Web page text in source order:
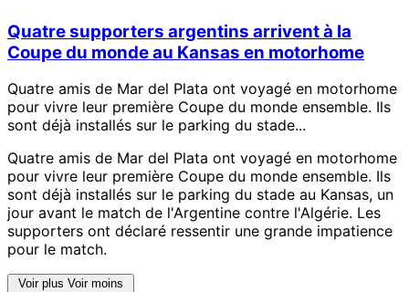
Quatre supporters argentins arrivent à la
Coupe du monde au Kansas en motorhome
Quatre amis de Mar del Plata ont voyagé en motorhome
pour vivre leur première Coupe du monde ensemble. Ils
sont déjà installés sur le parking du stade...
Quatre amis de Mar del Plata ont voyagé en motorhome
pour vivre leur première Coupe du monde ensemble. Ils
sont déjà installés sur le parking du stade au Kansas, un
jour avant le match de l'Argentine contre l'Algérie. Les
supporters ont déclaré ressentir une grande impatience
pour le match.
Voir plus Voir moins